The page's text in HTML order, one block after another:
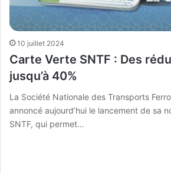
10 juillet 2024
Carte Verte SNTF : Des
jusqu’à 40%
La Société Nationale des Transports
annoncé aujourd’hui le lancement de sa
SNTF, qui permet…